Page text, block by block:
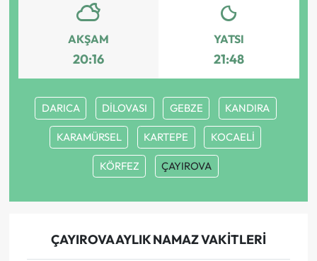
AKŞAM
20:16
YATSI
21:48
DARICA DİLOVASI GEBZE KANDIRA
KARAMÜRSEL KARTEPE KOCAELİ
KÖRFEZ ÇAYIROVA
ÇAYIROVA AYLIK NAMAZ VAKITLERI